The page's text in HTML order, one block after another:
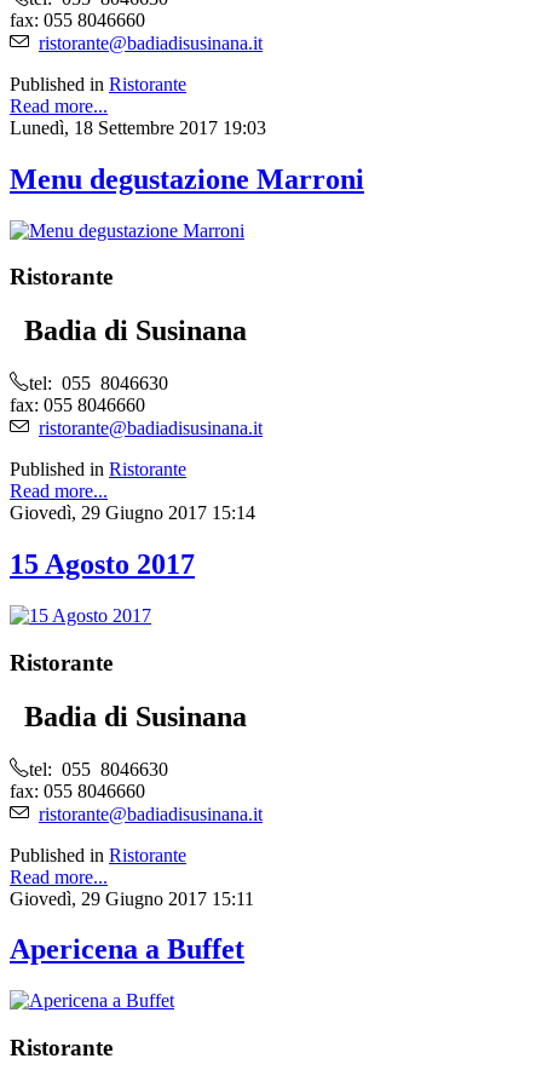
fax: 055 8046660
ristorante@badiadisusinana.it
Published in Ristorante
Read more...
Lunedì, 18 Settembre 2017 19:03
Menu degustazione Marroni
Ristorante
Badia di Susinana
tel: 055 8046630
fax: 055 8046660
ristorante@badiadisusinana.it
Published in Ristorante
Read more...
Giovedì, 29 Giugno 2017 15:14
15 Agosto 2017
Ristorante
Badia di Susinana
tel: 055 8046630
fax: 055 8046660
ristorante@badiadisusinana.it
Published in Ristorante
Read more...
Giovedì, 29 Giugno 2017 15:11
Apericena a Buffet
Ristorante